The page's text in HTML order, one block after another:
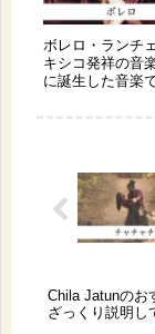
ボレロ・ランチ
キシコ発祥の音
に誕生した音楽
Chila Jatunのお
ざっくり説明し